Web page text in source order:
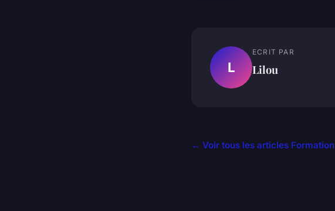
L
ECRIT PAR
Lilou
← Voir tous les articles Formation